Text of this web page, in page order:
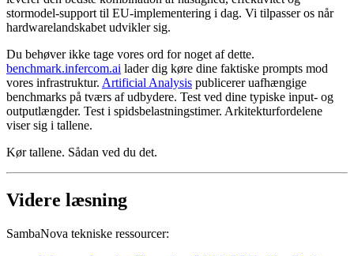
stormodel-support til EU-implementering i dag. Vi tilpasser os når
hardwarelandskabet udvikler sig.
Du behøver ikke tage vores ord for noget af dette.
benchmark.infercom.ai lader dig køre dine faktiske prompts mod
vores infrastruktur. Artificial Analysis publicerer uafhængige
benchmarks på tværs af udbydere. Test ved dine typiske input- og
outputlængder. Test i spidsbelastningstimer. Arkitekturfordelene
viser sig i tallene.
Kør tallene. Sådan ved du det.
Videre læsning
SambaNova tekniske ressourcer: